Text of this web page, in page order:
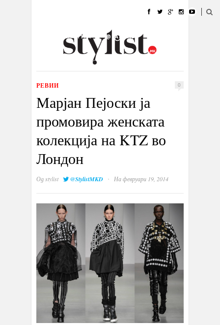
УБАВИНА
КУЛТУРА @РАБОТА
ИЗЛОГ
РЕВИИ 0
Марјан Пејоски ја
промовира женската
колекција на KTZ во
Лондон
Одstylist @StylistMKD · На февруари 19, 2014